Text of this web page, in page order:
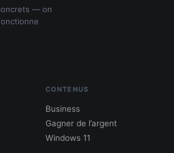
— on
CONTENUS
Business
Gagner de l’argent
Windows 11